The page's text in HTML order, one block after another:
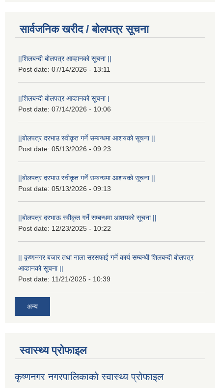
सार्वजनिक खरीद / बोलपत्र सूचना
||शिलबन्दी बोलपत्र आव्हानको सूचना ||
Post date: 07/14/2026 - 13:11
||शिलबन्दी बोलपत्र आव्हानको सूचना |
Post date: 07/14/2026 - 10:06
||बोलपत्र दरभाउ स्वीकृत गर्ने सम्बन्धमा आशयको सूचना ||
Post date: 05/13/2026 - 09:23
||बोलपत्र दरभाउ स्वीकृत गर्ने सम्बन्धमा आशयको सूचना ||
Post date: 05/13/2026 - 09:13
||बोलपत्र दरभाऊ स्वीकृत गर्ने सम्बन्धमा आशयको सूचना ||
Post date: 12/23/2025 - 10:22
|| कृष्णनगर बजार तथा नाला सरसफाई गर्ने कार्य सम्बन्धी शिलबन्दी बोलपत्र
आव्हानको सूचना ||
Post date: 11/21/2025 - 10:39
अन्य
स्वास्थ्य प्रोफाइल
कृष्णनगर नगरपालिकाको स्वास्थ्य प्रोफाइल